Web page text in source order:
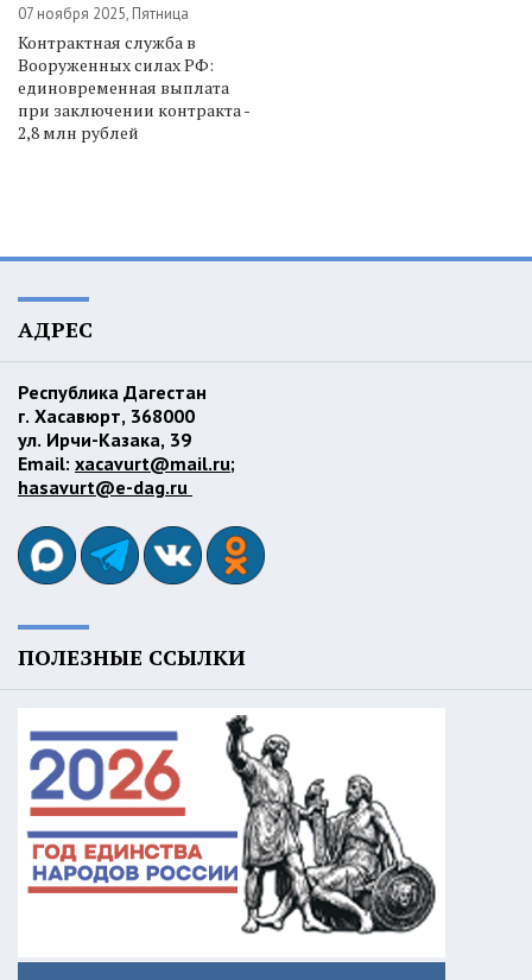
07 ноября 2025, Пятница
Контрактная служба в
Вооруженных силах РФ:
единовременная выплата
при заключении контракта -
2,8 млн рублей
АДРЕС
Республика Дагестан
г. Хасавюрт, 368000
ул. Ирчи-Казака, 39
Email: xacavurt@mail.ru;
hasavurt@e-dag.ru
ПОЛЕЗНЫЕ ССЫЛКИ